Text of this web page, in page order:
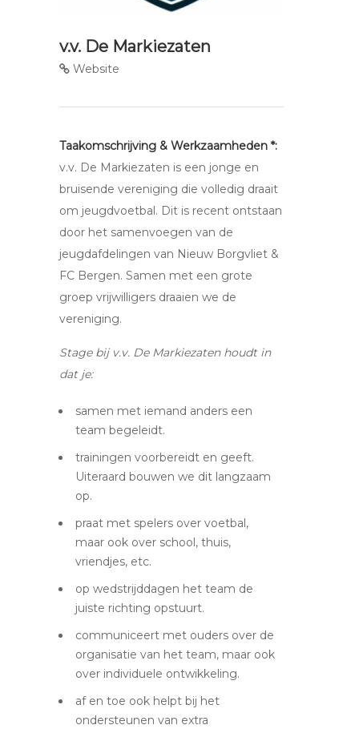
v.v. De Markiezaten
Website
Taakomschrijving & Werkzaamheden *:
v.v. De Markiezaten is een jonge en
bruisende vereniging die volledig draait
om jeugdvoetbal. Dit is recent ontstaan
door het samenvoegen van de
jeugdafdelingen van Nieuw Borgvliet &
FC Bergen. Samen met een grote
groep vrijwilligers draaien we de
vereniging.
Stage bij v.v. De Markiezaten houdt in
dat je:
samen met iemand anders een
team begeleidt.
trainingen voorbereidt en geeft.
Uiteraard bouwen we dit langzaam
op.
praat met spelers over voetbal,
maar ook over school, thuis,
vriendjes, etc.
op wedstrijddagen het team de
juiste richting opstuurt.
communiceert met ouders over de
organisatie van het team, maar ook
over individuele ontwikkeling.
af en toe ook helpt bij het
ondersteunen van extra